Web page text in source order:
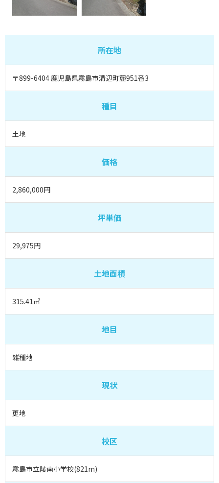
所在地
〒899-6404 鹿児島県霧島市溝辺町麓951番3
種目
土地
価格
2,860,000円
坪単価
29,975円
土地面積
315.41㎡
地目
雑種地
現状
更地
校区
霧島市立陵南小学校(821m)